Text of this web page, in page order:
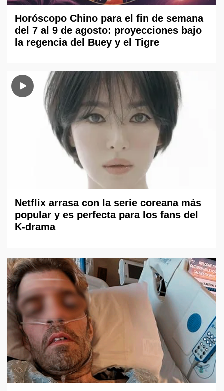
Horóscopo Chino para el fin de semana
del 7 al 9 de agosto: proyecciones bajo
la regencia del Buey y el Tigre
Netflix arrasa con la serie coreana más
popular y es perfecta para los fans del
K-drama